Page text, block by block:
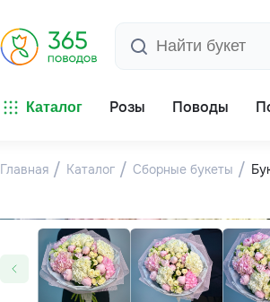
Каталог Розы Поводы
Главная Каталог Сборные букеты